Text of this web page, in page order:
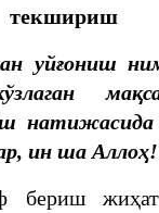
текшириш
уйғониш
натижасида
ин ша Аллоҳ!
бериш